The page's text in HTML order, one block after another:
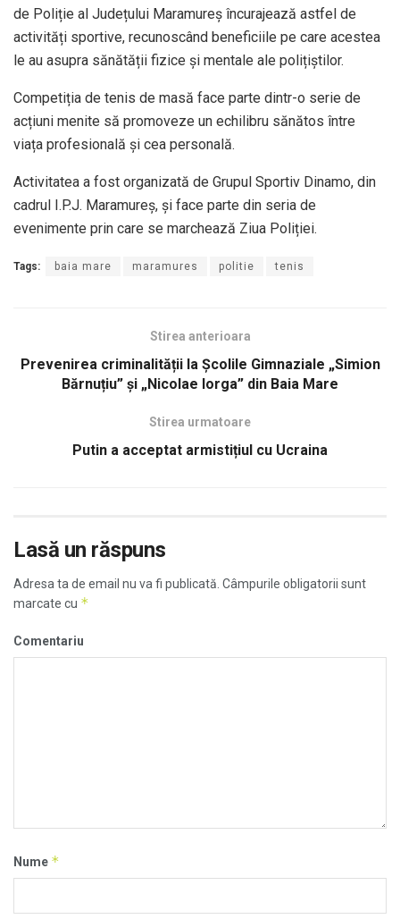
de Poliție al Județului Maramureș încurajează astfel de
activități sportive, recunoscând beneficiile pe care acestea
le au asupra sănătății fizice și mentale ale polițiștilor.
Competiția de tenis de masă face parte dintr-o serie de
acțiuni menite să promoveze un echilibru sănătos între
viața profesională și cea personală.
Activitatea a fost organizată de Grupul Sportiv Dinamo, din
cadrul I.P.J. Maramureș, și face parte din seria de
evenimente prin care se marchează Ziua Poliției.
Tags: baia mare maramures politie tenis
Stirea anterioara
Prevenirea criminalității la Școlile Gimnaziale „Simion
Bărnuțiu” și „Nicolae Iorga” din Baia Mare
Stirea urmatoare
Putin a acceptat armistițiul cu Ucraina
Lasă un răspuns
Adresa ta de email nu va fi publicată. Câmpurile obligatorii sunt
marcate cu *
Comentariu
Nume *